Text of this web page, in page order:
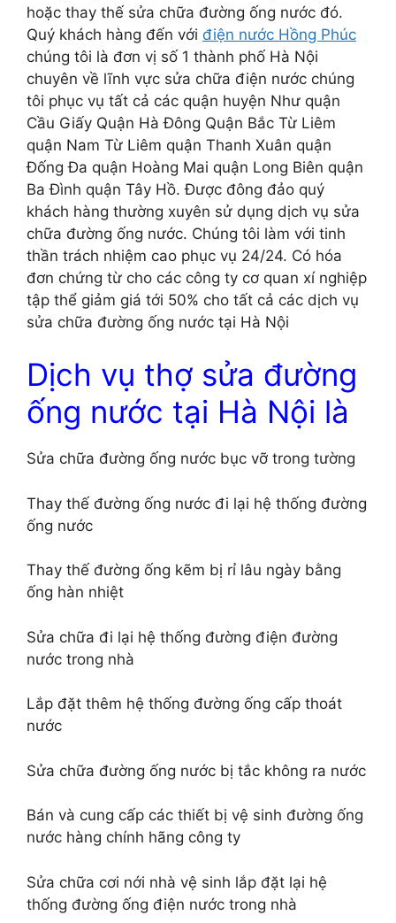
hoặc thay thế sửa chữa đường ống nước đó.
Quý khách hàng đến với điện nước Hồng Phúc
chúng tôi là đơn vị số 1 thành phố Hà Nội
chuyên về lĩnh vực sửa chữa điện nước chúng
tôi phục vụ tất cả các quận huyện Như quận
Cầu Giấy Quận Hà Đông Quận Bắc Từ Liêm
quận Nam Từ Liêm quận Thanh Xuân quận
Đống Đa quận Hoàng Mai quận Long Biên quận
Ba Đình quận Tây Hồ. Được đông đảo quý
khách hàng thường xuyên sử dụng dịch vụ sửa
chữa đường ống nước. Chúng tôi làm với tinh
thần trách nhiệm cao phục vụ 24/24. Có hóa
đơn chứng từ cho các công ty cơ quan xí nghiệp
tập thể giảm giá tới 50% cho tất cả các dịch vụ
sửa chữa đường ống nước tại Hà Nội
Dịch vụ thợ sửa đường
ống nước tại Hà Nội là
Sửa chữa đường ống nước bục vỡ trong tường
Thay thế đường ống nước đi lại hệ thống đường
ống nước
Thay thế đường ống kẽm bị rỉ lâu ngày bằng
ống hàn nhiệt
Sửa chữa đi lại hệ thống đường điện đường
nước trong nhà
Lắp đặt thêm hệ thống đường ống cấp thoát
nước
Sửa chữa đường ống nước bị tắc không ra nước
Bán và cung cấp các thiết bị vệ sinh đường ống
nước hàng chính hãng công ty
Sửa chữa cơi nới nhà vệ sinh lắp đặt lại hệ
thống đường ống điện nước trong nhà